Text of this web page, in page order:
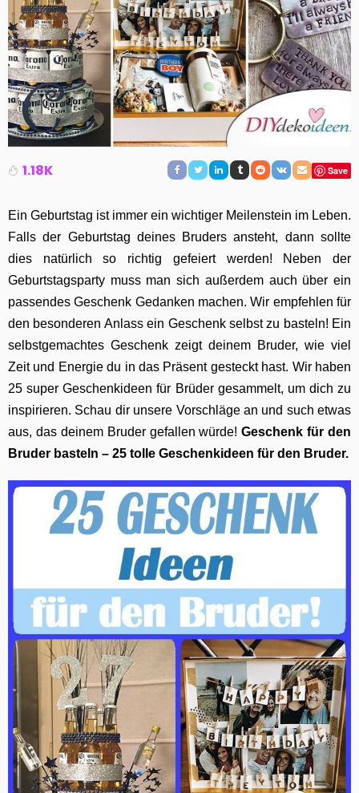
1.18K Save
Ein Geburtstag ist immer ein wichtiger Meilenstein im Leben.
Falls der Geburtstag deines Bruders ansteht, dann sollte
dies natürlich so richtig gefeiert werden! Neben der
Geburtstagsparty muss man sich außerdem auch über ein
passendes Geschenk Gedanken machen. Wir empfehlen für
den besonderen Anlass ein Geschenk selbst zu basteln! Ein
selbstgemachtes Geschenk zeigt deinem Bruder, wie viel
Zeit und Energie du in das Präsent gesteckt hast. Wir haben
25 super Geschenkideen für Brüder gesammelt, um dich zu
inspirieren. Schau dir unsere Vorschläge an und such etwas
aus, das deinem Bruder gefallen würde!Geschenk für den
Bruder basteln – 25 tolle Geschenkideen für den Bruder.